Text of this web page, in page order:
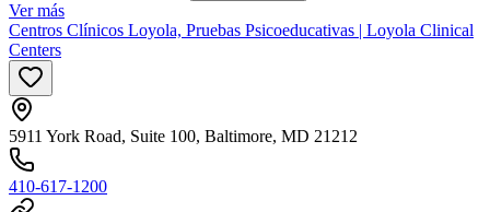
Ver más
Centros Clínicos Loyola, Pruebas Psicoeducativas | Loyola Clinical
Centers
5911 York Road, Suite 100, Baltimore, MD 21212
410-617-1200